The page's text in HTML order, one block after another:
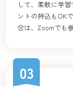
して、柔軟に学
ントの持込もOK
合は、Zoomでも
03